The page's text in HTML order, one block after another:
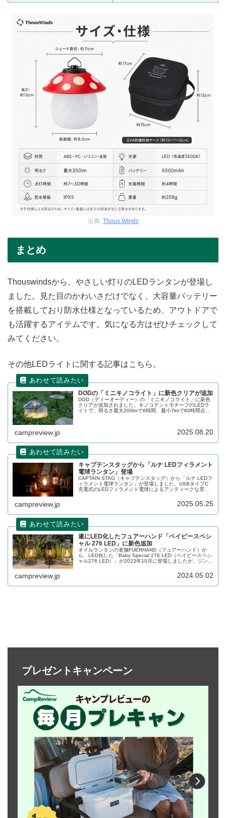
出典: Thous Winds
まとめ
Thouswindsから、やさしい灯りのLEDランタンが登場し
ました。見た目のかわいさだけでなく、大容量バッテリー
を搭載しており防水仕様となっているため、アウトドアで
も活躍するアイテムです。気になる方はぜひチェックして
みてください。
その他LEDライトに関する記事はこちら。
DODの「ミニキノコライト」に新色クリアが追加
DOD（ディーオーディー）の「ミニキノコライト」に新色
クリアが追加されました。キノコテントモチーフのLEDラ
イトで、明るさ最大200lmで6時間、最小7lmで60時間点灯
campreview.jp 2025.08.20
キャプテンスタッグから「ルナ LEDフィラメント
電球ランタン」登場
CAPTAIN STAG（キャプテンスタッグ）から「ルナ LEDフ
ィラメント電球ランタン」が登場しました。USBタイプC
充電式のLEDフィラメント電球によるアンティークな雰囲
campreview.jp 2025.05.25
遂にLED化したフュアーハンド「ベイビースペシ
ャル 276 LED」に新色追加
オイルランタンの老舗FUERHAND（フュアーハンド）か
ら、LED化した「Baby Special 276 LED（ベイビースペシ
ャル276 LED）」が2023年10月に登場しましたが、ジンク
ークリングアイロンなど7色が追加されました。詳細をレビ
campreview.jp 2024.05.02
プレゼントキャンペーン